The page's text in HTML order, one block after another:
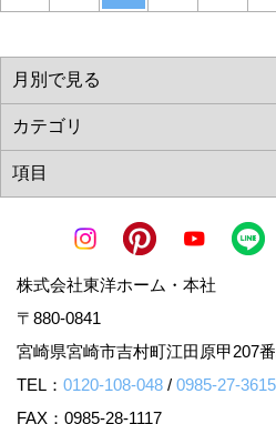
株式会社東洋ホーム・本社
〒880-0841
宮崎県宮崎市吉村町江田原甲207
TEL： 0120-108-048 / 0985-27-3615
FAX：0985-28-1117